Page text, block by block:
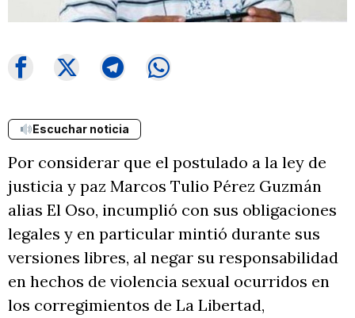
Escuchar noticia
Por considerar que el postulado a la ley de
justicia y paz Marcos Tulio Pérez Guzmán
alias El Oso, incumplió con sus obligaciones
legales y en particular mintió durante sus
versiones libres, al negar su responsabilidad
en hechos de violencia sexual ocurridos en
los corregimientos de La Libertad,